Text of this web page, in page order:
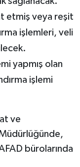
etmiş veya reşit
işlemleri, veli
yapmış olan
işlemi
ve
bürolarında